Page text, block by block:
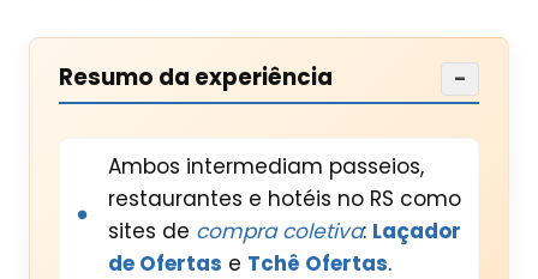
Resumo da experiência −
Ambos intermediam passeios,
restaurantes e hotéis no RS como
sites de compra coletiva: Laçador
de Ofertas e Tchê Ofertas.